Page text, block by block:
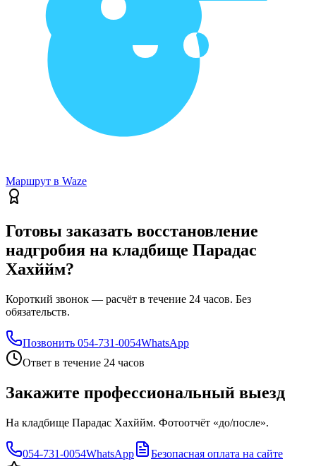
Маршрут в Waze
Готовы заказать восстановление
надгробия на кладбище Парадас
Хахййм?
Короткий звонок — расчёт в течение 24 часов. Без
обязательств.
Позвонить 054-731-0054WhatsApp
Ответ в течение 24 часов
Закажите профессиональный выезд
На кладбище Парадас Хахййм. Фотоотчёт «до/после».
054-731-0054WhatsApp
Безопасная оплата на сайте